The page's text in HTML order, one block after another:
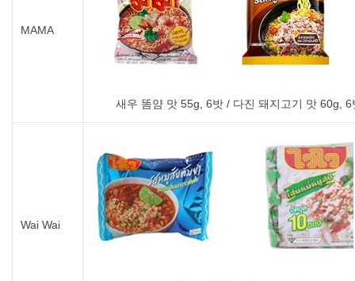
MAMA
새우 똠얌 맛 55g, 6밧 / 다진 돼지고기 맛 60g,
Wai Wai